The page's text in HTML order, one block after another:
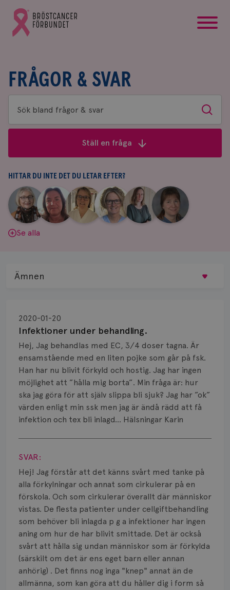
Gå
till
Bröstcancerförbundets
FRÅGOR & SVAR
Sök
bland
&
svar
Sök
Ställ en fråga
HITTAR DU INTE DET DU LETAR EFTER?
Aina
Johnsson
|
Anne
Andersson
Fredrika
Killander
|
Jeanette
Bäcklund
|
Maria
Edegran
|
Yvette
Andersson
Se alla
Infektioner under behandling.
2020-01-20
Hej, Jag behandlas med EC, 3/4 doser tagna. Är
ensamstående med en liten pojke som går på fsk.
Han har nu blivit förkyld och hostig. Jag har ingen
möjlighet att ”hålla mig borta”. Min fråga är: hur
ska jag göra för att själv slippa bli sjuk? Jag har ”ok”
värden enligt min ssk men jag är ändå rädd att få
infektion och tex bli inlagd... Hälsningar Karin
Visa svar
SVAR:
Hej! Jag förstår att det känns svårt med tanke på
alla förkylningar och annat som cirkulerar på en
förskola. Och som cirkulerar överallt där människor
vistas. De flesta patienter under cellgiftbehandling
som behöver bli inlagda p g a infektioner har ingen
aning om hur de har blivit smittade. Det är också
svårt att hålla sig undan människor som är förkylda
(särskilt om det är ens eget barn eller annan
anhörig) . Det finns nog inga "knep" annat än de
allmänna, som kan göra att du håller dig i form så
Ämnen
Biopsi
Biverkningar
Bröstvårta
Knöl
Läkemedel
Typ av bröstcancer
Smärta
Prognos
Risker
Spridd bröstcancer
Strålning
Vätska